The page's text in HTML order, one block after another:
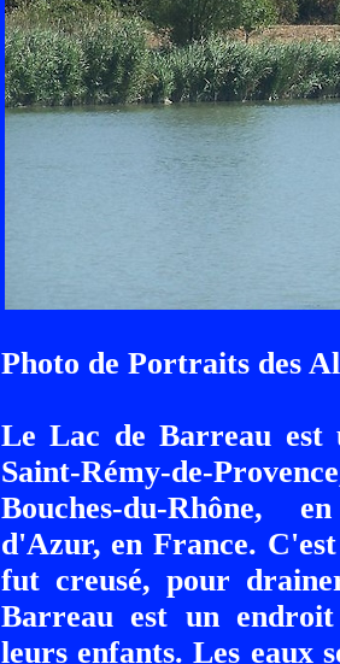
Photo de Portraits des
Le Lac de Barreau
Saint-Rémy-de-
Bouches-du-Rhône,
d'Azur, en France.
fut creusé, pour
Barreau est un
leurs enfants. Les eaux